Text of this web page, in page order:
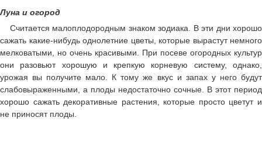
Луна и огород
Считается малоплодородным знаком зодиака. В эти дни хорошо
сажать какие-нибудь однолетние цветы, которые вырастут немного
мелковатыми, но очень красивыми. При посеве огородных культур
они разовьют хорошую и крепкую корневую систему, однако,
урожая вы получите мало. К тому же вкус и запах у него будут
слабовыраженными, а плоды недостаточно сочные. В этот период
хорошо сажать декоративные растения, которые просто цветут и
не приносят плоды.